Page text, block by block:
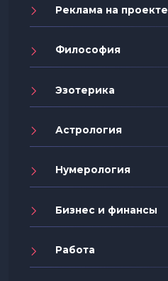
Реклама на проекте
Философия
Эзотерика
Астрология
Нумерология
Бизнес и финансы
Работа